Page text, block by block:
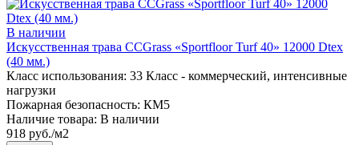
В наличии
Искусственная трава CCGrass «Sportfloor Turf 40» 12000 Dtex
(40 мм.)
Класс использования: 33 Класс - коммерческий, интенсивные
нагрузки
Пожарная безопасность: КМ5
Наличие товара: В наличии
918 руб./м2